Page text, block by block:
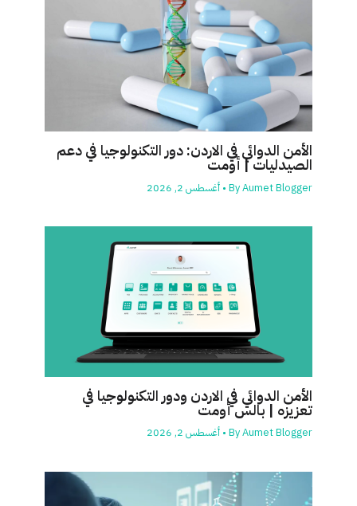
الأمن الدوائي في الاردن: دور التكنولوجيا في دعم
الصيدليات | أومت
ByAumet Blogger
•أغسطس 2, 2026
الأمن الدوائي في الاردن ودور التكنولوجيا في
تعزيزه | بالس أومت
ByAumet Blogger
•أغسطس 2, 2026